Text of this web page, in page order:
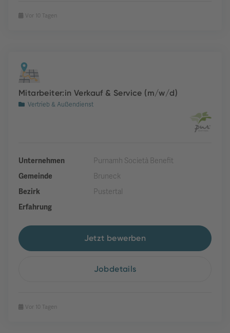
Vor 10 Tagen
Mitarbeiter:in Verkauf & Service (m/w/d)
Vertrieb & Außendienst
Unternehmen
Purnamh Società Benefit
Gemeinde
Bruneck
Bezirk
Pustertal
Erfahrung
Jetzt bewerben
Jobdetails
Vor 10 Tagen